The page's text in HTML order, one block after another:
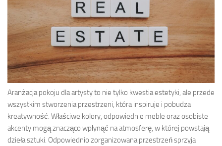
Aranżacja pokoju dla artysty to nie tylko kwestia estetyki, ale przede
wszystkim stworzenia przestrzeni, która inspiruje i pobudza
kreatywność. Właściwe kolory, odpowiednie meble oraz osobiste
akcenty mogą znacząco wpłynąć na atmosferę, w której powstają
dzieła sztuki. Odpowiednio zorganizowana przestrzeń sprzyja